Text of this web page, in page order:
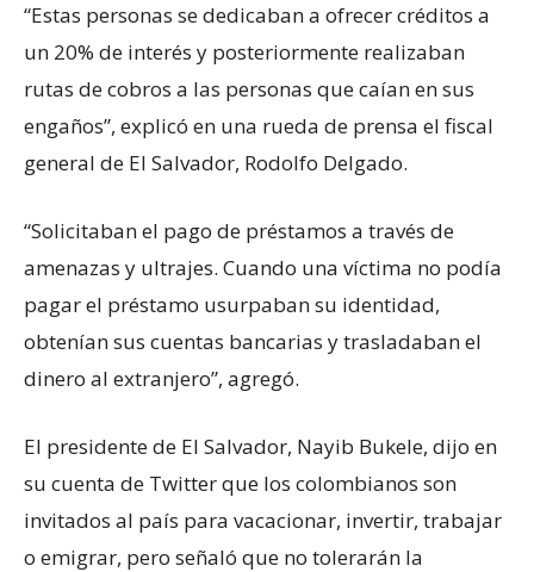
“Estas personas se dedicaban a ofrecer créditos a
un 20% de interés y posteriormente realizaban
rutas de cobros a las personas que caían en sus
engaños”, explicó en una rueda de prensa el fiscal
general de El Salvador, Rodolfo Delgado.
“Solicitaban el pago de préstamos a través de
amenazas y ultrajes. Cuando una víctima no podía
pagar el préstamo usurpaban su identidad,
obtenían sus cuentas bancarias y trasladaban el
dinero al extranjero”, agregó.
El presidente de El Salvador, Nayib Bukele, dijo en
su cuenta de Twitter que los colombianos son
invitados al país para vacacionar, invertir, trabajar
o emigrar, pero señaló que no tolerarán la